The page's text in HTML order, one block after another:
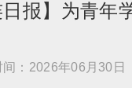
日报】为青年
间：2026年06月30日